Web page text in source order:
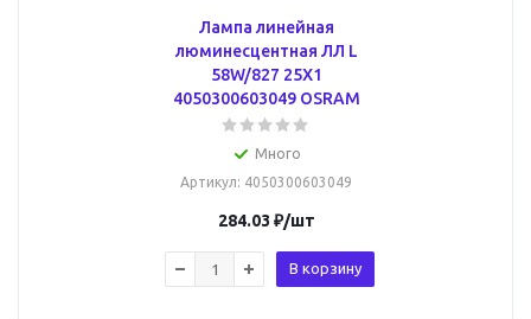
Лампа линейная
люминесцентная ЛЛ L
58W/827 25X1
4050300603049 OSRAM
Много
Артикул: 4050300603049
284.03 ₽/шт
В корзину